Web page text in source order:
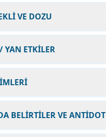
VE DOZU
YAN ETKİLER
BELİRTİLER VE ANTİDOT